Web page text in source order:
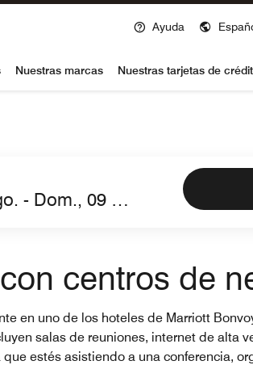
Ayuda
Nuestras marcas Nuestras tarjetas de
centros de
en uno de los hoteles de Marriott
salas de reuniones, internet de alta
estés asistiendo a una conferencia,